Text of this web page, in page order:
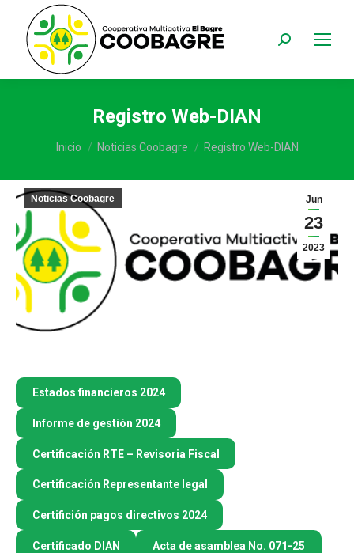
Buscar:
Registro Web-DIAN
Estás aquí:
Inicio Noticias Coobagre Registro Web-DIAN
Jun
23
2023
Noticias Coobagre
Estados financieros 2024
Informe de gestión 2024
Certificación RTE – Revisoria Fiscal
Certificación Representante legal
Certifición pagos directivos 2024
Certificado DIAN Acta de asamblea No. 071-25